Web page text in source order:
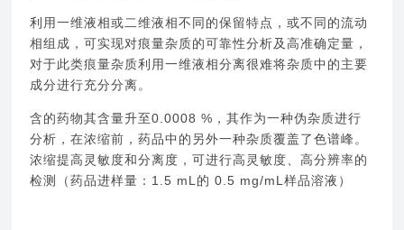
利用一维液相或二维液相不同的保留特点，或不同的流动
相组成，可实现对痕量杂质的可靠性分析及高准确定量，
对于此类痕量杂质利用一维液相分离很难将杂质中的主要
成分进行充分分离。
含的药物其含量升至0.0008 %，其作为一种伪杂质进行
分析，在浓缩前，药品中的另外一种杂质覆盖了色谱峰。
浓缩提高灵敏度和分离度，可进行高灵敏度、高分辨率的
检测（药品进样量：1.5 mL的 0.5 mg/mL样品溶液）